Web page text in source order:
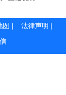
图 | 法律声明 |